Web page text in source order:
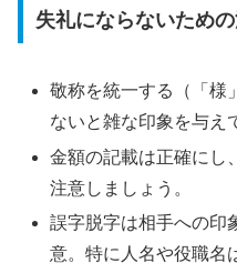
失礼にならないため
敬称を統一する（「様
ないと雑な印象を与え
金額の記載は正確にし
注意しましょう。
誤字脱字は相手への印
意。特に人名や役職名